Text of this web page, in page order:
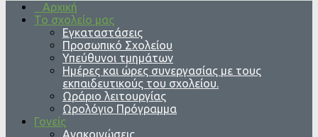
Αρχική
Το σχολείο μας
Εγκαταστάσεις
Προσωπικό Σχολείου
Υπεύθυνοι τμημάτων
Ημέρες και ώρες συνεργασίας με τους
εκπαιδευτικούς του σχολείου.
Ωράριο λειτουργίας
Ωρολόγιο Πρόγραμμα
Γονείς
Ανακοινώσεις